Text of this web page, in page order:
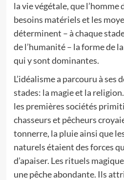
la vie végétale, que l’homme
besoins matériels et les
déterminent – à chaque
de l’humanité – la forme de
qui y sont dominantes.
L’idéalisme a parcouru à ses
stades: la magie et la
les premières sociétés
chasseurs et pêcheurs
tonnerre, la pluie ainsi que
naturels étaient des forces
d’apaiser. Les rituels
une pêche abondante. Ils